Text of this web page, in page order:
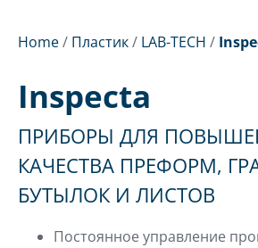
Home/ Пластик/ LAB-TECH /
Inspecta
ПРИБОРЫ ДЛЯ
КАЧЕСТВА ПРЕФОРМ,
БУТЫЛОК И ЛИСТОВ
Постоянное управление